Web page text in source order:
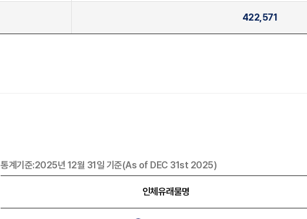
422,571
통계기준:2025년 12월 31일 기준(As of DEC 31st 2025)
인체유래물명